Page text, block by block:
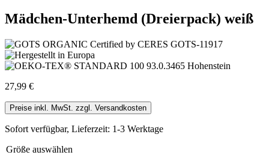
Mädchen-Unterhemd (Dreierpack) weiß
27,99 €
Preise inkl. MwSt. zzgl. Versandkosten
Sofort verfügbar, Lieferzeit: 1-3 Werktage
Größe auswählen